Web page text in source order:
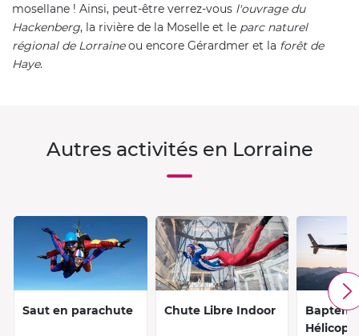
mosellane ! Ainsi, peut-être verrez-vous l'ouvrage du
Hackenberg, la rivière de la Moselle et le parc naturel
régional de Lorraineou encore Gérardmer et la forêt de
Haye.
Autres activités en Lorraine
Saut en parachute Chute Libre Indoor